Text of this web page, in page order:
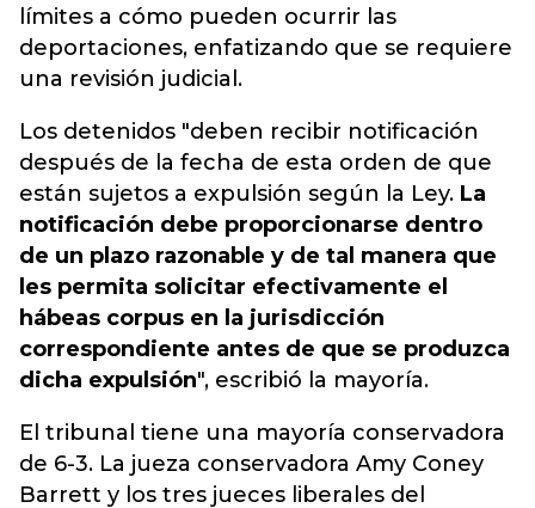
límites a cómo pueden ocurrir las
deportaciones, enfatizando que se requiere
una revisión judicial.
Los detenidos "deben recibir notificación
después de la fecha de esta orden de que
están sujetos a expulsión según la Ley. La
notificación debe proporcionarse dentro
de un plazo razonable y de tal manera que
les permita solicitar efectivamente el
hábeas corpus en la jurisdicción
correspondiente antes de que se produzca
dicha expulsión", escribió la mayoría.
El tribunal tiene una mayoría conservadora
de 6-3. La jueza conservadora Amy Coney
Barrett y los tres jueces liberales del